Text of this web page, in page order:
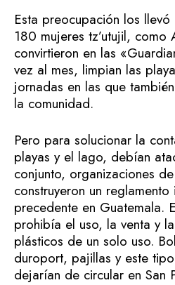
Esta preocupación los
180 mujeres tz’utujil,
convirtieron en las
vez al mes, limpian las
jornadas en las que
la comunidad.
Pero para solucionar la
playas y el lago, debían
conjunto, organizaciones
construyeron un reglamento
precedente en Guatemala.
prohibía el uso, la venta y
plásticos de un solo uso.
duroport, pajillas y este
dejarían de circular en San